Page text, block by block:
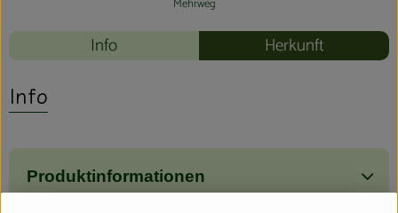
Mehrweg
Info Herkunft
Info
Produktinformationen